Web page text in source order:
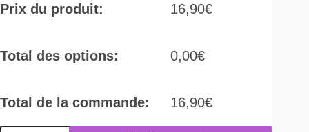
Prix du produit: 16,90€
Total des options: 0,00€
Total de la commande: 16,90€